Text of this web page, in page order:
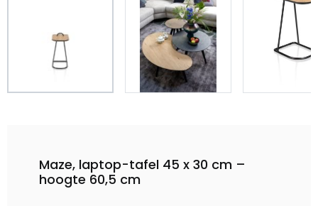
Maze, laptop-tafel 45 x 30 cm –
hoogte 60,5 cm